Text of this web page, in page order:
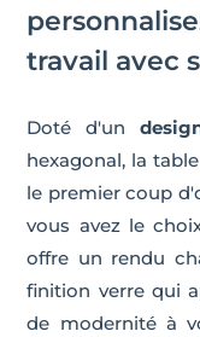
travail avec
Doté d'un
hexagonal, la
le premier coup
vous avez le
offre un rendu
finition verre qui
de modernité à